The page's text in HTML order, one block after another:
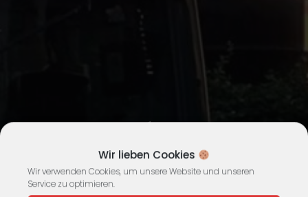
Wir lieben Cookies
Wir verwenden Cookies, um unsere Website und unseren
Service zu optimieren.